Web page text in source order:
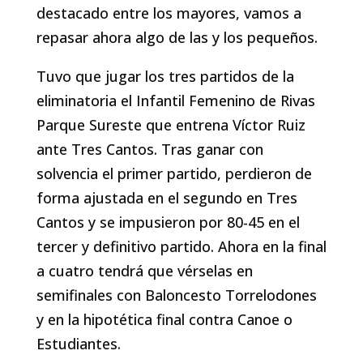
destacado entre los mayores, vamos a
repasar ahora algo de las y los pequeños.
Tuvo que jugar los tres partidos de la
eliminatoria el Infantil Femenino de Rivas
Parque Sureste que entrena Víctor Ruiz
ante Tres Cantos. Tras ganar con
solvencia el primer partido, perdieron de
forma ajustada en el segundo en Tres
Cantos y se impusieron por 80-45 en el
tercer y definitivo partido. Ahora en la final
a cuatro tendrá que vérselas en
semifinales con Baloncesto Torrelodones
y en la hipotética final contra Canoe o
Estudiantes.